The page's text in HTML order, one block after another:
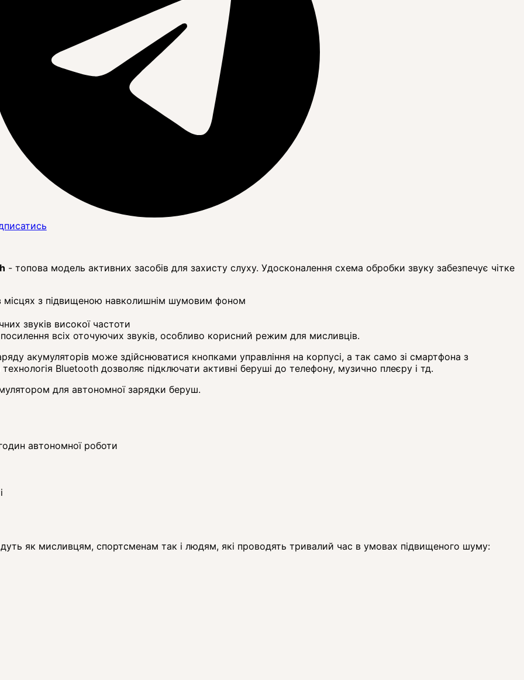
- топова модель активних засобів для захисту слуху. Удосконалення схема обробки звуку забезпечує чітке
місцях з підвищеною навколишнім шумовим фоном
звуків високої частоти
всіх оточуючих звуків, особливо корисний режим для мисливців.
акумуляторів може здійснюватися кнопками управління на корпусі, а так само зі смартфона з
Bluetooth дозволяє підключати активні беруші до телефону, музично плеєру і тд.
для автономної зарядки беруш.
автономної роботи
як мисливцям, спортсменам так і людям, які проводять тривалий час в умовах підвищеного шуму: